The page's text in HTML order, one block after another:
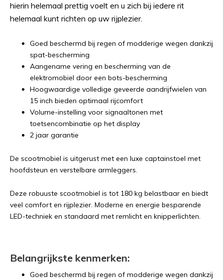
hierin helemaal prettig voelt en u zich bij iedere rit
helemaal kunt richten op uw rijplezier.
Goed beschermd bij regen of modderige wegen dankzij
spat-bescherming
Aangename vering en bescherming van de
elektromobiel door een bots-bescherming
Hoogwaardige volledige geveerde aandrijfwielen van
15 inch bieden optimaal rijcomfort
Volume-instelling voor signaaltonen met
toetsencombinatie op het display
2 jaar garantie
De scootmobiel is uitgerust met een luxe captainstoel met
hoofdsteun en verstelbare armleggers.
Deze robuuste scootmobiel is tot 180 kg belastbaar en biedt
veel comfort en rijplezier. Moderne en energie besparende
LED-techniek en standaard met remlicht en knipperlichten.
Belangrijkste kenmerken:
Goed beschermd bij regen of modderige wegen dankzij